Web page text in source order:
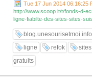
Tue 17 Jun 2014 06:16:25
http://www.scoop.it/t/fonds-d-
ligne-fiabilte-des-sites-sites-
blog.unesourisetmoi.info
ligne
refok sites
gratuits